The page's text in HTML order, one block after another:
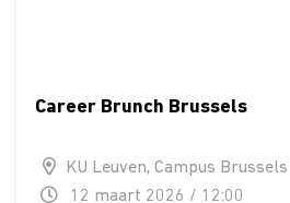
Career Brunch Brussels
KU Leuven, Campus Brussels
12 maart 2026 / 12:00